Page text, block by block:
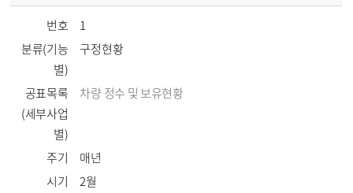
번호
1
분류(기능
별)
구정현황
공표목록
(세부사업
별)
차량 정수 및 보유현황
주기
매년
시기
2월